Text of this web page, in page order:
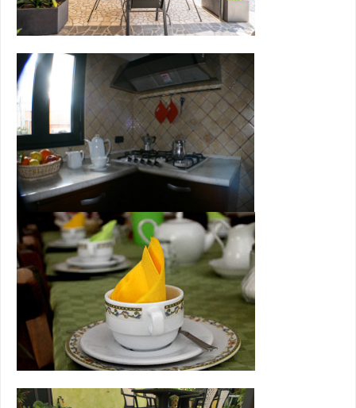
Il Territorio
La provincia di
oasi nell'oasi, diversa
Sardegna...